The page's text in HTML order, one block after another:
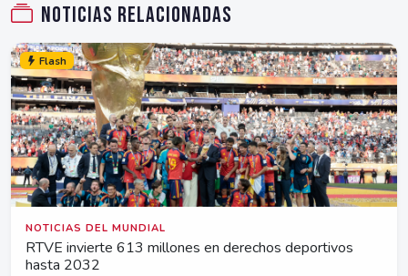
Noticias relacionadas
Flash
NOTICIAS DEL MUNDIAL
RTVE invierte 613 millones en derechos deportivos
hasta 2032